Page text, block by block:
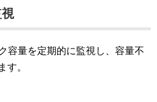
容量を定期的に監視し、容量不
す。